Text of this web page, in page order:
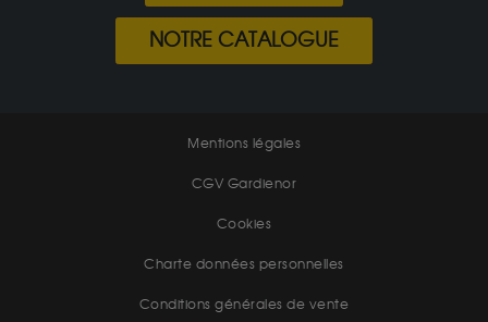
NOTRE CATALOGUE
Mentions légales
CGV Gardienor
Cookies
Charte données personnelles
Conditions générales de vente